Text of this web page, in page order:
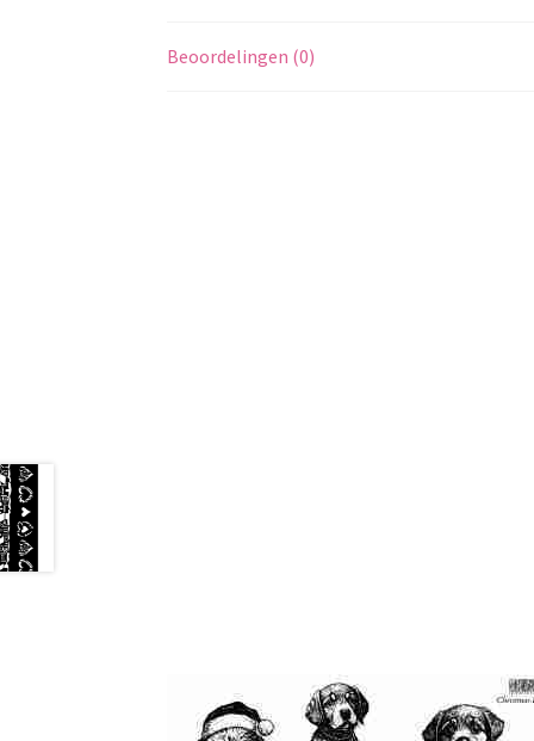
Beoordelingen (0)